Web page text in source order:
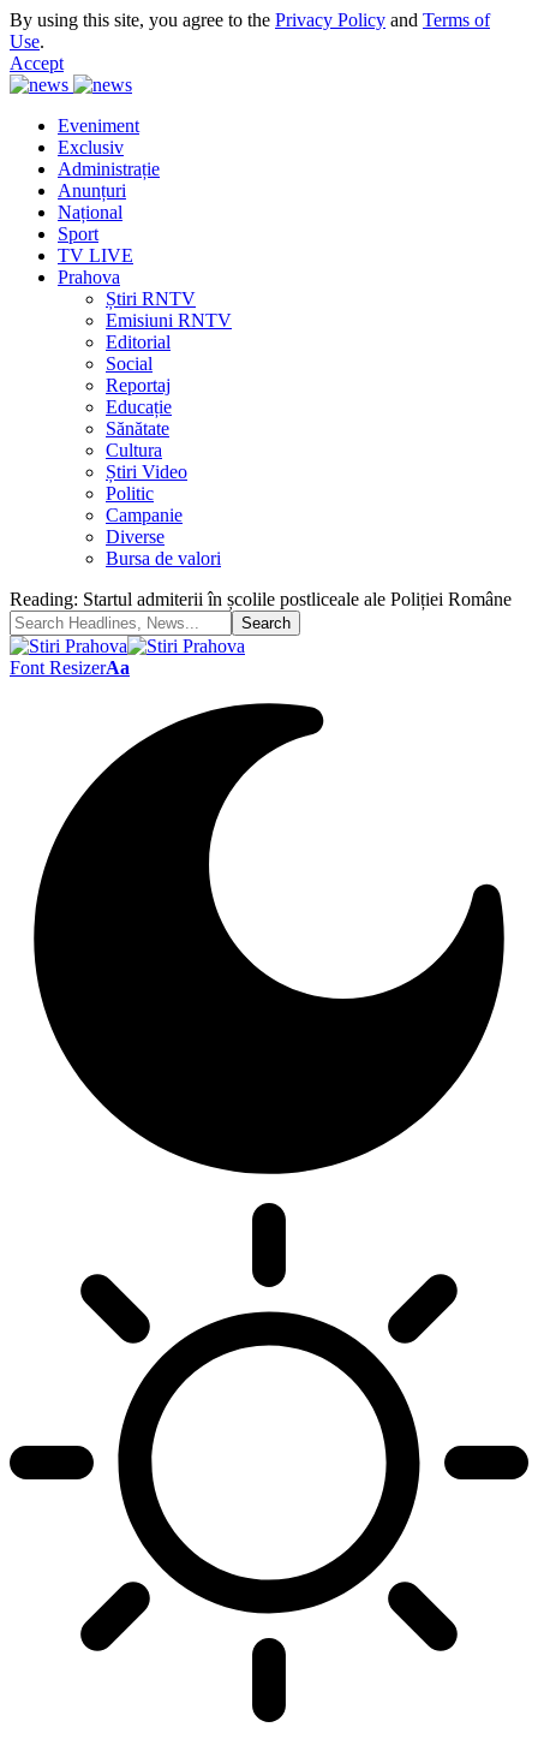
By using this site, you agree to the Privacy Policy and Terms of
Use.
Accept
Eveniment
Exclusiv
Administrație
Anunțuri
Național
Sport
TV LIVE
Prahova
Știri RNTV
Emisiuni RNTV
Editorial
Social
Reportaj
Educație
Sănătate
Cultura
Știri Video
Politic
Campanie
Diverse
Bursa de valori
Reading: Startul admiterii în școlile postliceale ale Poliției Române
Font ResizerAa